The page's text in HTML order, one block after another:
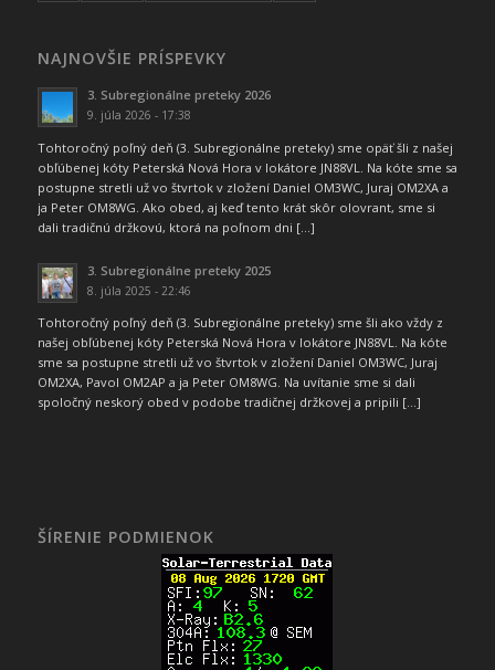
NAJNOVŠIE PRÍSPEVKY
3. Subregionálne preteky 2026
9. júla 2026 - 17:38
Tohtoročný poľný deň (3. Subregionálne preteky) sme opäť šli z našej
obľúbenej kóty Peterská Nová Hora v lokátore JN88VL. Na kóte sme sa
postupne stretli už vo štvrtok v zložení Daniel OM3WC, Juraj OM2XA a
ja Peter OM8WG. Ako obed, aj keď tento krát skôr olovrant, sme si
dali tradičnú držkovú, ktorá na poľnom dni […]
3. Subregionálne preteky 2025
8. júla 2025 - 22:46
Tohtoročný poľný deň (3. Subregionálne preteky) sme šli ako vždy z
našej obľúbenej kóty Peterská Nová Hora v lokátore JN88VL. Na kóte
sme sa postupne stretli už vo štvrtok v zložení Daniel OM3WC, Juraj
OM2XA, Pavol OM2AP a ja Peter OM8WG. Na uvítanie sme si dali
spoločný neskorý obed v podobe tradičnej držkovej a pripili […]
ŠÍRENIE PODMIENOK